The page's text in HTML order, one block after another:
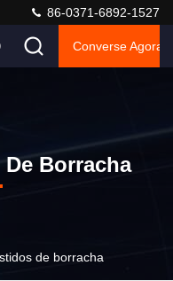
86-0371-6892-1527
Converse Agora
Borracha
de borracha